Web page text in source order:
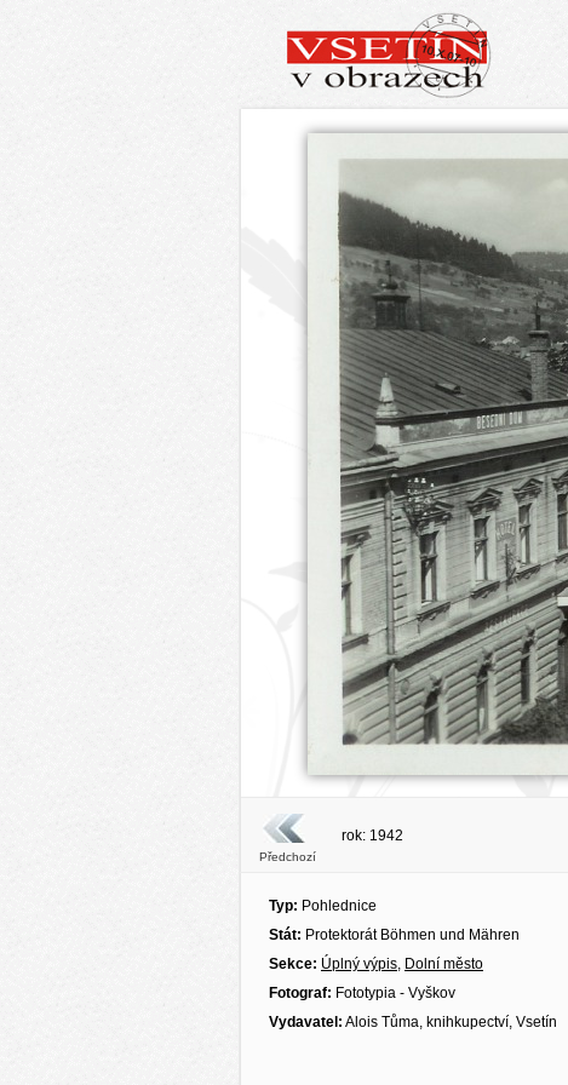
Předchozí
rok: 1942
Typ: Pohlednice
Stát: Protektorát Böhmen und Mähren
Sekce: Úplný výpis, Dolní město
Fotograf: Fototypia - Vyškov
Vydavatel: Alois Tůma, knihkupectví, Vsetín